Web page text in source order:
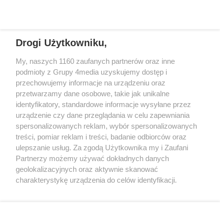
REKLAMA
Reklama Kontakt
Informacja o Nadawcy
Drogi Użytkowniku,
My, naszych 1160 zaufanych partnerów oraz inne
podmioty z Grupy 4media uzyskujemy dostęp i
przechowujemy informacje na urządzeniu oraz
przetwarzamy dane osobowe, takie jak unikalne
identyfikatory, standardowe informacje wysyłane przez
urządzenie czy dane przeglądania w celu zapewniania
spersonalizowanych reklam, wybór spersonalizowanych
treści, pomiar reklam i treści, badanie odbiorców oraz
ulepszanie usług. Za zgodą Użytkownika my i Zaufani
Partnerzy możemy używać dokładnych danych
geolokalizacyjnych oraz aktywnie skanować
charakterystykę urządzenia do celów identyfikacji.